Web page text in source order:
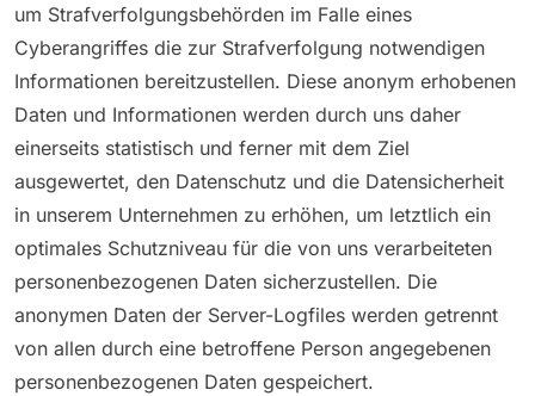
um Strafverfolgungsbehörden im Falle eines
Cyberangriffes die zur Strafverfolgung notwendigen
Informationen bereitzustellen. Diese anonym erhobenen
Daten und Informationen werden durch uns daher
einerseits statistisch und ferner mit dem Ziel
ausgewertet, den Datenschutz und die Datensicherheit
in unserem Unternehmen zu erhöhen, um letztlich ein
optimales Schutzniveau für die von uns verarbeiteten
personenbezogenen Daten sicherzustellen. Die
anonymen Daten der Server-Logfiles werden getrennt
von allen durch eine betroffene Person angegebenen
personenbezogenen Daten gespeichert.